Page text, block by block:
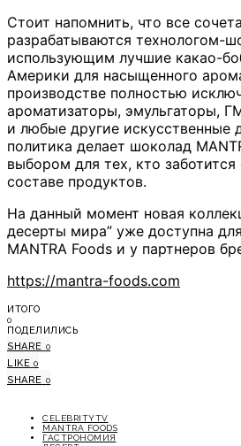
Стоит напомнить, что все
разрабатываются технологом-
использующим лучшие какао-
Америки для насыщенного
производстве полностью
ароматизаторы, эмульгаторы,
и любые другие искусственные
политика делает шоколад
выбором для тех, кто
составе продуктов.
На данный момент новая
десерты мира” уже доступна
MANTRA Foods и у партнеров
https://mantra-foods.com
ИТОГО
0
ПОДЕЛИЛИСЬ
SHARE 0
LIKE 0
SHARE 0
CELEBRITYTV
MANTRA FOODS
ГАСТРОНОМИЯ